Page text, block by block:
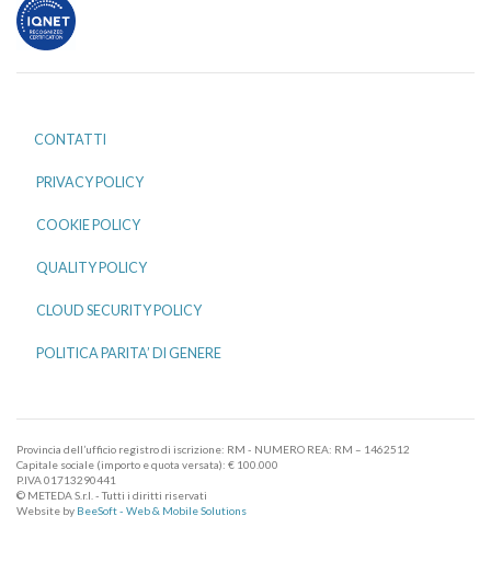
CONTATTI
PRIVACY POLICY
COOKIE POLICY
QUALITY POLICY
CLOUD SECURITY POLICY
POLITICA PARITA’ DI GENERE
Provincia dell’ufficio registro di iscrizione: RM - NUMERO REA: RM – 1462512
Capitale sociale (importo e quota versata): € 100.000
P.IVA 01713290441
© METEDA S.r.l. - Tutti i diritti riservati
Website by BeeSoft - Web & Mobile Solutions